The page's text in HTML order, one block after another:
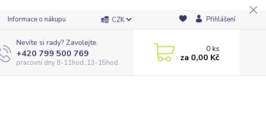
Informace o nákupu CZK Přihlášení
Nevíte si rady? Zavolejte.
+420 799 500 769
pracovní dny 8-11hod.,13-15hod.
0ks
za 0,00 Kč